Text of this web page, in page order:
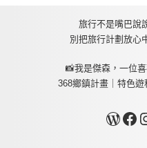
旅行不是嘴巴說
別把旅行計劃放心
📸我是傑森，一位
368鄉鎮計畫｜特色
關於我Facebook